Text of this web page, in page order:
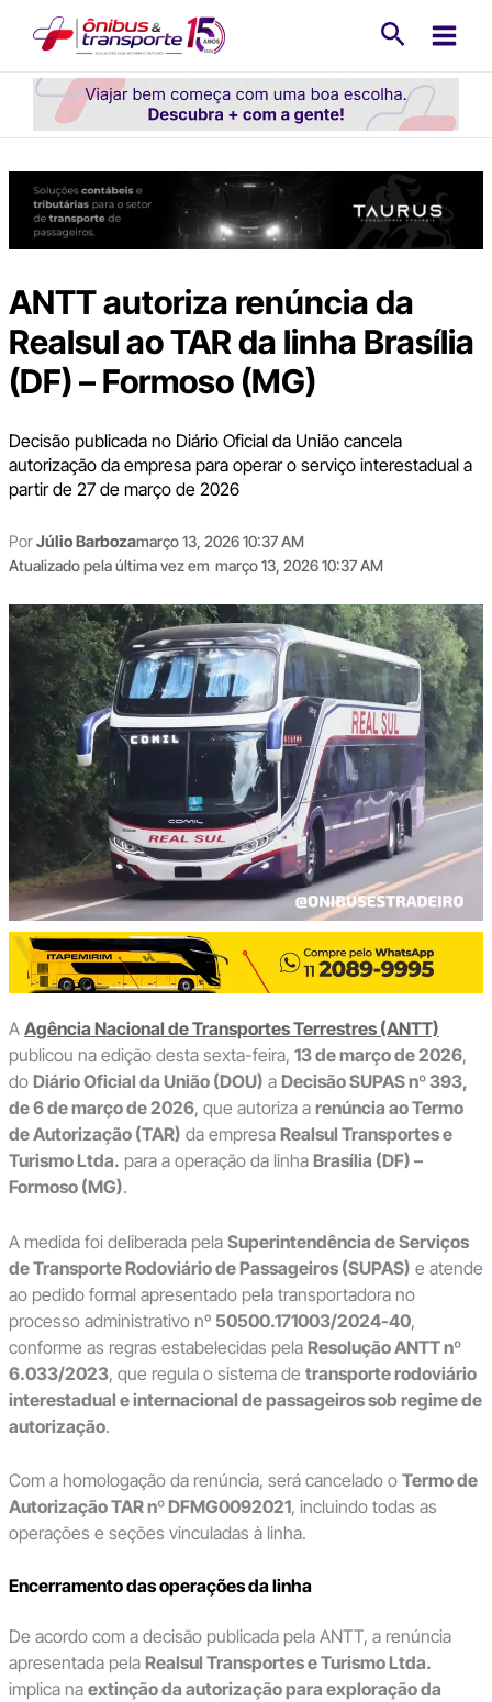
conteúdo
ANTT autoriza renúncia da
Realsul ao TAR da linha Brasília
(DF) – Formoso (MG)
Decisão publicada no Diário Oficial da União cancela
autorização da empresa para operar o serviço interestadual a
partir de 27 de março de 2026
PorJúlio Barbozamarço 13, 2026 10:37 AM
Atualizado pela última vez em março 13, 2026 10:37 AM
A Agência Nacional de Transportes Terrestres (ANTT)
publicou na edição desta sexta-feira, 13 de março de 2026,
do Diário Oficial da União (DOU) a Decisão SUPAS nº 393,
de 6 de março de 2026, que autoriza a renúncia ao Termo
de Autorização (TAR) da empresa Realsul Transportes e
Turismo Ltda. para a operação da linha Brasília (DF) –
Formoso (MG).
A medida foi deliberada pela Superintendência de Serviços
de Transporte Rodoviário de Passageiros (SUPAS) e atende
ao pedido formal apresentado pela transportadora no
processo administrativo nº 50500.171003/2024-40,
conforme as regras estabelecidas pela Resolução ANTT nº
6.033/2023, que regula o sistema de transporte rodoviário
interestadual e internacional de passageiros sob regime de
autorização.
Com a homologação da renúncia, será cancelado o Termo de
Autorização TAR nº DFMG0092021, incluindo todas as
operações e seções vinculadas à linha.
Encerramento das operações da linha
De acordo com a decisão publicada pela ANTT, a renúncia
apresentada pela Realsul Transportes e Turismo Ltda.
implica na extinção da autorização para exploração da